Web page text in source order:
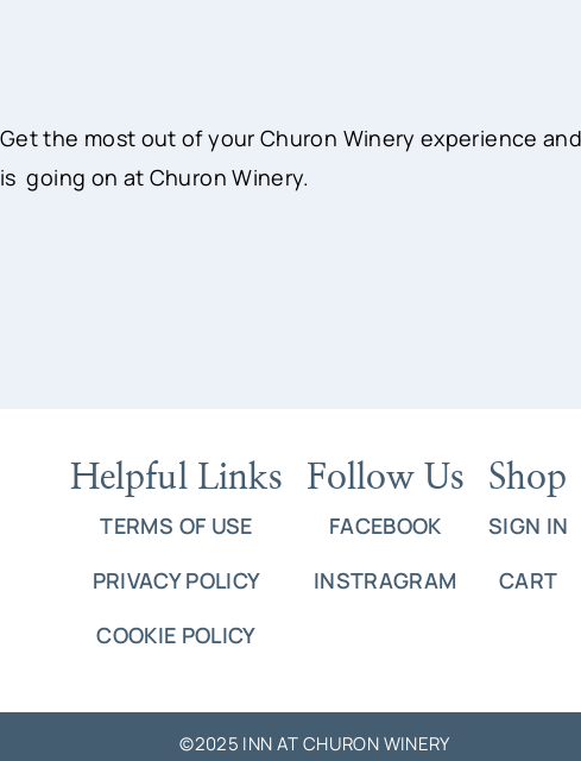
Get the most out of your Churon Winery experience
is going on at Churon Winery.
Helpful Links
TERMS OF USE
PRIVACY POLICY
COOKIE POLICY
Follow Us
FACEBOOK
INSTRAGRAM
Shop
SIGN IN
CART
©2025 INN AT CHURON WINERY